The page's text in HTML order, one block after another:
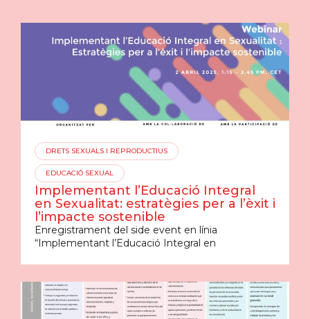
DRETS SEXUALS I REPRODUCTIUS
EDUCACIÓ SEXUAL
Implementant l’Educació Integral
en Sexualitat: estratègies per a l’èxit i
l’impacte sostenible
Enregistrament del side event en línia
“Implementant l’Educació Integral en